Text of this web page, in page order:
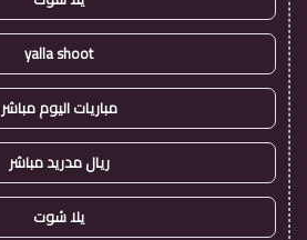
yalla shoot
مباريات اليوم مباشر
ريال مدريد مباشر
يلا شوت